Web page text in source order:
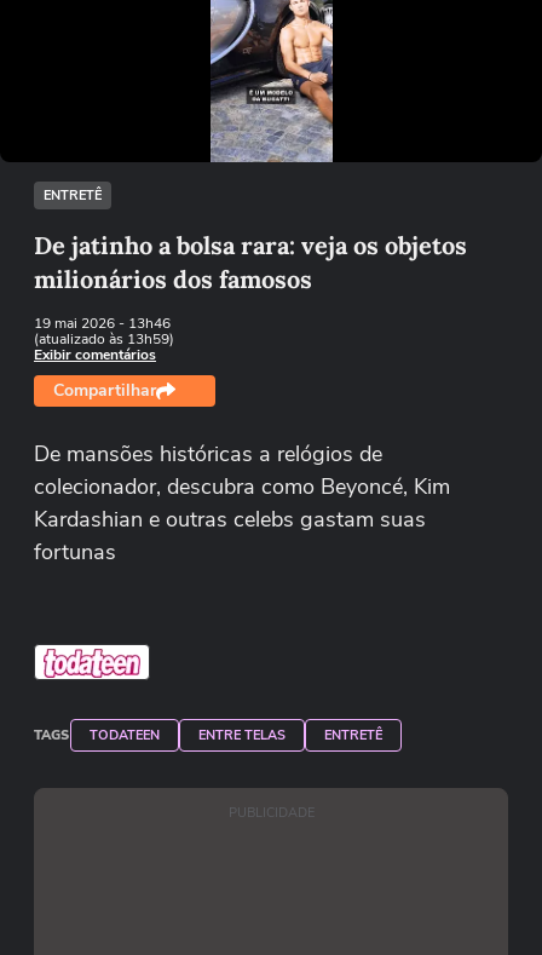
Não foi possível reproduzir o vídeo
Tentar novamente
ENTRETÊ
De jatinho a bolsa rara: veja os objetos
milionários dos famosos
19 mai 2026- 13h46
(atualizado às 13h59)
Exibir comentários
Compartilhar
De mansões históricas a relógios de
colecionador, descubra como Beyoncé, Kim
Kardashian e outras celebs gastam suas
fortunas
TAGS TODATEEN ENTRE TELAS ENTRETÊ
PUBLICIDADE